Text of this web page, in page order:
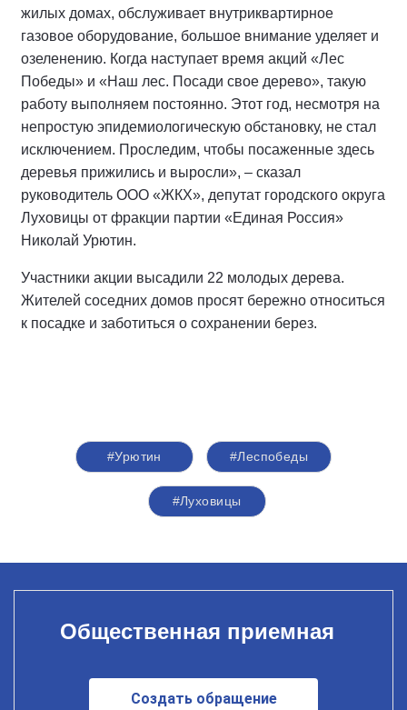
жилых домах, обслуживает внутриквартирное
газовое оборудование, большое внимание уделяет и
озеленению. Когда наступает время акций «Лес
Победы» и «Наш лес. Посади свое дерево», такую
работу выполняем постоянно. Этот год, несмотря на
непростую эпидемиологическую обстановку, не стал
исключением. Проследим, чтобы посаженные здесь
деревья прижились и выросли», – сказал
руководитель ООО «ЖКХ», депутат городского округа
Луховицы от фракции партии «Единая Россия»
Николай Урютин.
Участники акции высадили 22 молодых дерева.
Жителей соседних домов просят бережно относиться
к посадке и заботиться о сохранении берез.
#Урютин #Леспобеды
#Луховицы
Общественная приемная
Создать обращение